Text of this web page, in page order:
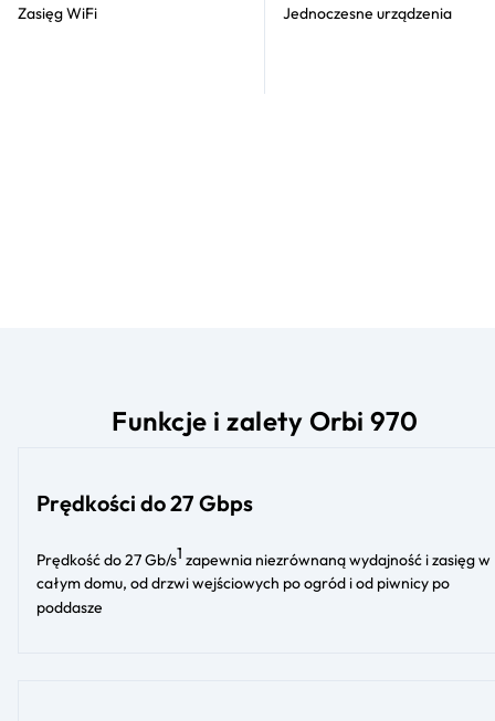
Zasięg WiFi Jednoczesne urządzenia
Funkcje i zalety Orbi 970
Prędkości do 27 Gbps
Prędkość do 27 Gb/s1 zapewnia niezrównaną wydajność i zasięg w
całym domu, od drzwi wejściowych po ogród i od piwnicy po
poddasze